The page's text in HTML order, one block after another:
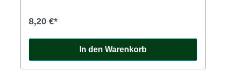
8,20 €*
In den Warenkorb